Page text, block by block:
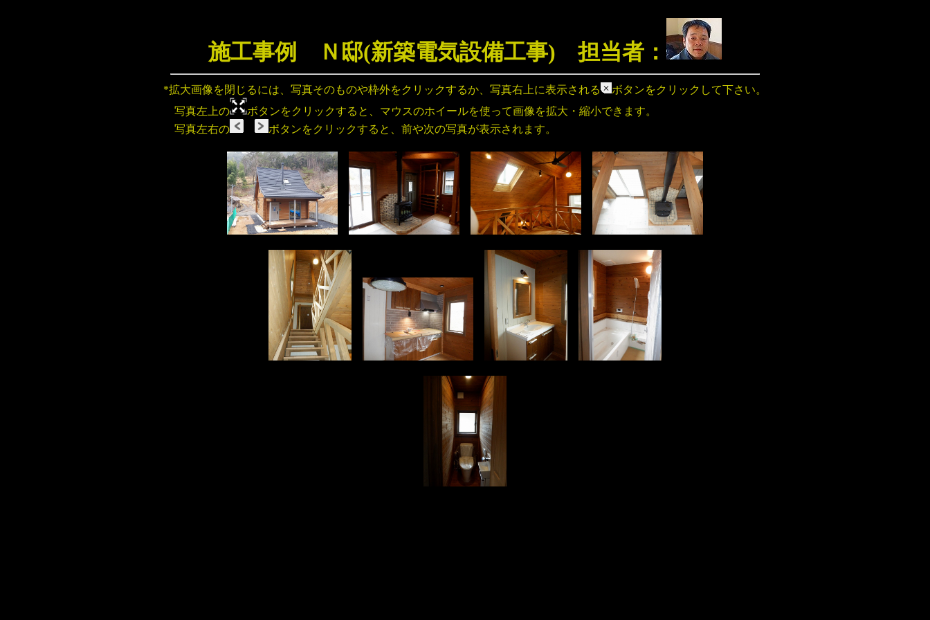
施工事例 Ｎ邸(新築電気設備工事) 担当者：
*拡大画像を閉じるには、写真そのものや枠外をクリックするか、写真右上に表示される
ボタンをクリックして下さい。
写真左上の
ボタンをクリックすると、マウスのホイールを使って画像を拡大・縮小できます。
写真左右の
ボタンをクリックすると、前や次の写真が表示されます。